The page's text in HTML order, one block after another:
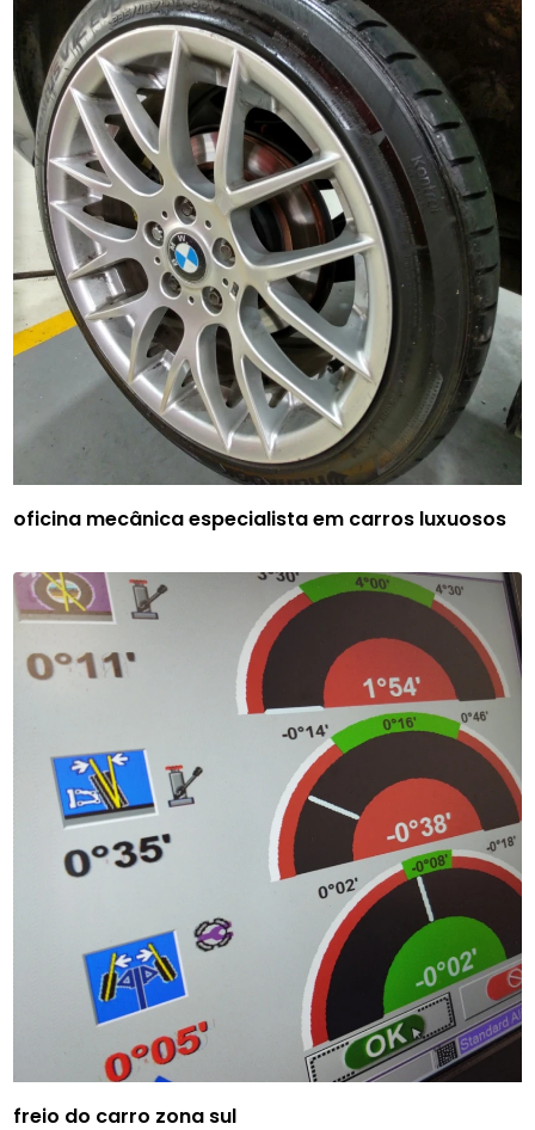
oficina mecânica especialista em carros luxuosos
freio do carro zona sul